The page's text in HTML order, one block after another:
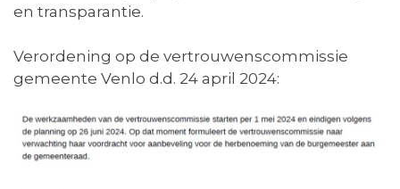
en transparantie.
Verordening op de vertrouwenscommissie
gemeente Venlo d.d. 24 april 2024: